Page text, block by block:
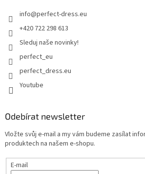
info@perfect-dress.eu
+420 722 298 613
Sleduj naše novinky!
perfect_eu
perfect_dress.eu
Youtube
Odebírat newsletter
Vložte svůj e-mail a my vám budeme zasílat
produktech na našem e-shopu.
E-mail